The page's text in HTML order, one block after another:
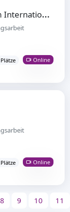
V
on den Nürnberger Prozessen zum Internationalen Strafgerichtshof
Online
Online
8 9 10 11